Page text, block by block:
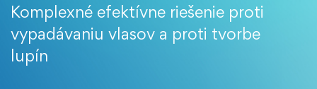
Komplexné efektívne riešenie proti
vypadávaniu vlasov a proti tvorbe
lupín